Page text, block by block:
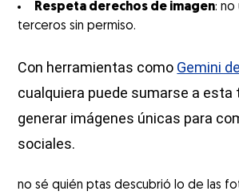
Respeta derechos de imagen:
terceros sin permiso.
Con herramientas como Gemini
cualquiera puede sumarse a esta
generar imágenes únicas para
sociales.
no sé quién ptas descubrió lo de las